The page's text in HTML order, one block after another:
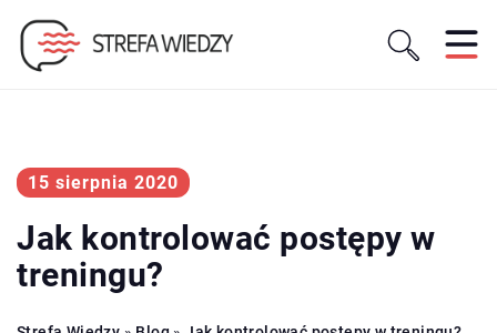
15 sierpnia 2020
Jak kontrolować postępy w
treningu?